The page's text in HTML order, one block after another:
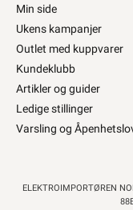
Min side
Ukens kampanjer
Outlet med kuppvarer
Kundeklubb
Artikler og guider
Ledige stillinger
Varsling og
ELEKTROIMPORTØREN